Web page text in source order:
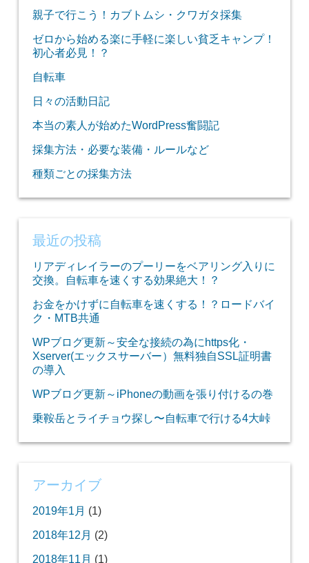
親子で行こう！カブトムシ・クワガタ採集
ゼロから始める楽に手軽に楽しい貧乏キャンプ！
初心者必見！？
自転車
日々の活動日記
本当の素人が始めたWordPress奮闘記
採集方法・必要な装備・ルールなど
種類ごとの採集方法
最近の投稿
リアディレイラーのプーリーをベアリング入りに
交換。自転車を速くする効果絶大！？
お金をかけずに自転車を速くする！？ロードバイ
ク・MTB共通
WPブログ更新～安全な接続の為にhttps化・
Xserver(エックスサーバー）無料独自SSL証明書
の導入
WPブログ更新～iPhoneの動画を張り付けるの巻
乗鞍岳とライチョウ探し〜自転車で行ける4大峠
アーカイブ
2019年1月 (1)
2018年12月 (2)
2018年11月 (1)